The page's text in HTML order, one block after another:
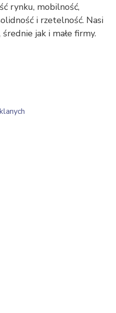
rynku, mobilność,
i rzetelność. Nasi
jak i małe firmy.